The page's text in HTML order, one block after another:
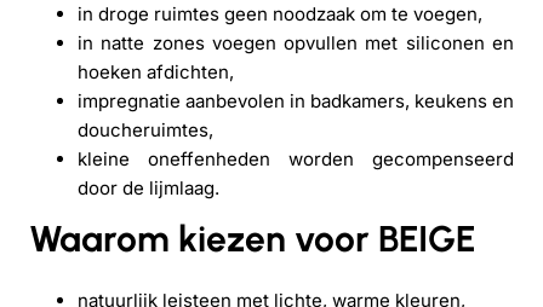
in droge ruimtes geen noodzaak om te voegen,
in natte zones voegen opvullen met siliconen en
hoeken afdichten,
impregnatie aanbevolen in badkamers, keukens en
doucheruimtes,
kleine oneffenheden worden gecompenseerd
door de lijmlaag.
Waarom kiezen voor BEIGE
natuurlijk leisteen met lichte, warme kleuren,